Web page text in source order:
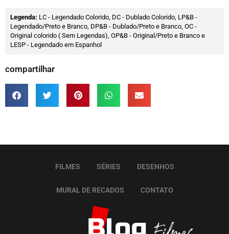
Legenda: LC - Legendado Colorido, DC - Dublado Colorido, LP&B -
Legendado/Preto e Branco, DP&B - Dublado/Preto e Branco, OC -
Original colorido ( Sem Legendas), OP&B - Original/Preto e Branco e
LESP - Legendado em Espanhol
compartilhar
FILMES SÉRIES DESENHOS
MURAL DE RECADOS CONTATO